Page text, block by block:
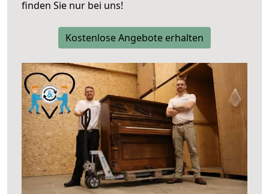
finden Sie nur bei uns!
Kostenlose Angebote erhalten